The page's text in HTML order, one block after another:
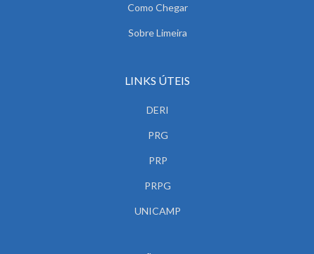
Como Chegar
Sobre Limeira
LINKS ÚTEIS
DERI
PRG
PRP
PRPG
UNICAMP